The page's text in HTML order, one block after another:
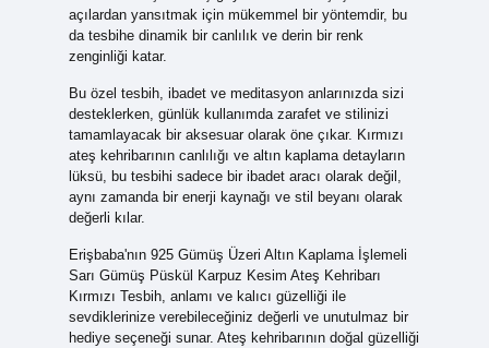
açılardan yansıtmak için mükemmel bir yöntemdir, bu
da tesbihe dinamik bir canlılık ve derin bir renk
zenginliği katar.
Bu özel tesbih, ibadet ve meditasyon anlarınızda sizi
desteklerken, günlük kullanımda zarafet ve stilinizi
tamamlayacak bir aksesuar olarak öne çıkar. Kırmızı
ateş kehribarının canlılığı ve altın kaplama detayların
lüksü, bu tesbihi sadece bir ibadet aracı olarak değil,
aynı zamanda bir enerji kaynağı ve stil beyanı olarak
değerli kılar.
Erişbaba'nın 925 Gümüş Üzeri Altın Kaplama İşlemeli
Sarı Gümüş Püskül Karpuz Kesim Ateş Kehribarı
Kırmızı Tesbih, anlamı ve kalıcı güzelliği ile
sevdiklerinize verebileceğiniz değerli ve unutulmaz bir
hediye seçeneği sunar. Ateş kehribarının doğal güzelliği